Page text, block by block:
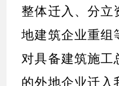
整体迁入、分立
地建筑企业重组
对具备建筑施工
的外地企业迁入